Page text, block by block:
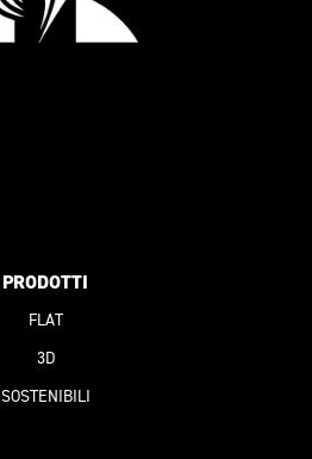
PRODOTTI
FLAT
3D
SOSTENIBILI